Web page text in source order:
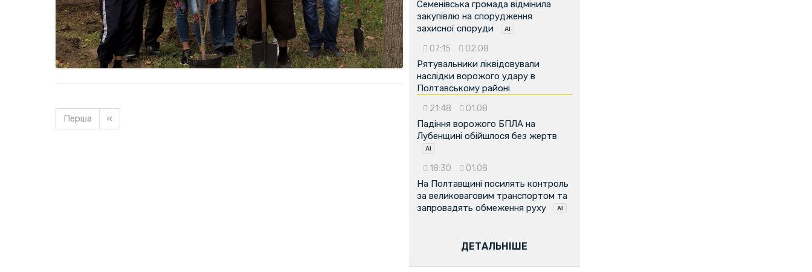
Перша «
Семенівська громада відмінила
закупівлю на спорудження
захисної споруди
07:15 02.08
Рятувальники ліквідовували
наслідки ворожого удару в
Полтавському районі
21:48 01.08
Падіння ворожого БПЛА на
Лубенщині обійшлося без жертв
18:30 01.08
На Полтавщині посилять контроль
за великоваговим транспортом та
запровадять обмеження руху
ДЕТАЛЬНІШЕ